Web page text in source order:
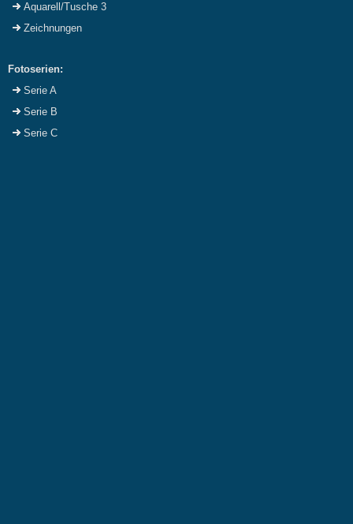
Aquarell/Tusche 3
Zeichnungen
Fotoserien:
Serie A
Serie B
Serie C